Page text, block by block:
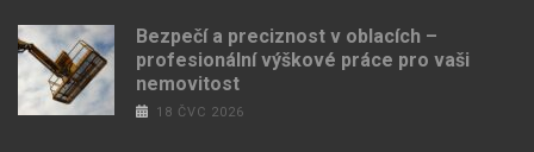
Bezpečí a preciznost v oblacích –
profesionální výškové práce pro vaši
nemovitost
18 ČVC 2026